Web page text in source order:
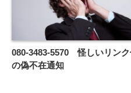
080-3483-5570 怪しいリンク
の偽不在通知